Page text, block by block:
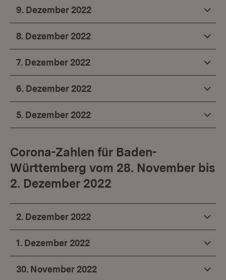
9. Dezember 2022
8. Dezember 2022
7. Dezember 2022
6. Dezember 2022
5. Dezember 2022
Corona-Zahlen für Baden-
Württemberg vom 28. November bis
2. Dezember 2022
2. Dezember 2022
1. Dezember 2022
30. November 2022